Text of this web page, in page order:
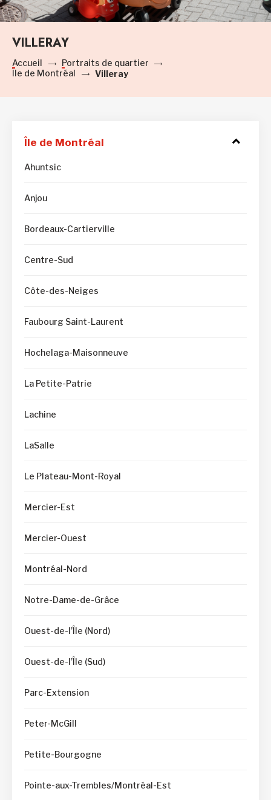
VILLERAY
Accueil
Portraits de quartier
Île de Montréal
Villeray
Île de Montréal
Ahuntsic
Anjou
Bordeaux-Cartierville
Centre-Sud
Côte-des-Neiges
Faubourg Saint-Laurent
Hochelaga-Maisonneuve
La Petite-Patrie
Lachine
LaSalle
Le Plateau-Mont-Royal
Mercier-Est
Mercier-Ouest
Montréal-Nord
Notre-Dame-de-Grâce
Ouest-de-l’Île (Nord)
Ouest-de-l’Île (Sud)
Parc-Extension
Peter-McGill
Petite-Bourgogne
Pointe-aux-Trembles/Montréal-Est